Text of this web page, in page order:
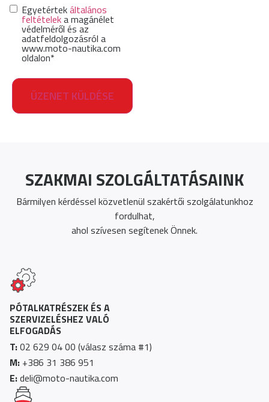
Hozzájárulás*
Egyetértekáltalános
feltételeka magánélet
védelméről és az
adatfeldolgozásról a
www.moto-nautika.com
oldalon*
SZAKMAI SZOLGÁLTATÁSAINK
Bármilyen kérdéssel közvetlenül szakértői szolgálatunkhoz
fordulhat,
ahol szívesen segítenek Önnek.
PÓTALKATRÉSZEK ÉS A
SZERVIZELÉSHEZ VALÓ
ELFOGADÁS
T:02 629 04 00 (válasz száma #1)
M: +386 31 386 951
E:deli@moto-nautika.com